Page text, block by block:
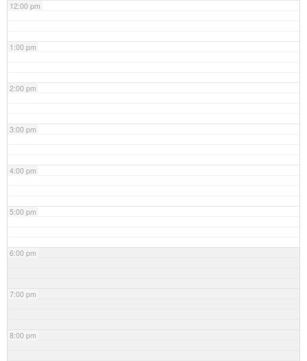
12:00 pm
1:00 pm
2:00 pm
3:00 pm
4:00 pm
5:00 pm
6:00 pm
7:00 pm
8:00 pm